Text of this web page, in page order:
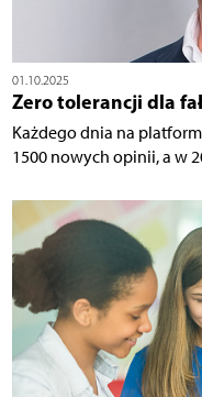
01.10.2025
Zero tolerancji dla
Każdego dnia na
1500 nowych opinii, a w